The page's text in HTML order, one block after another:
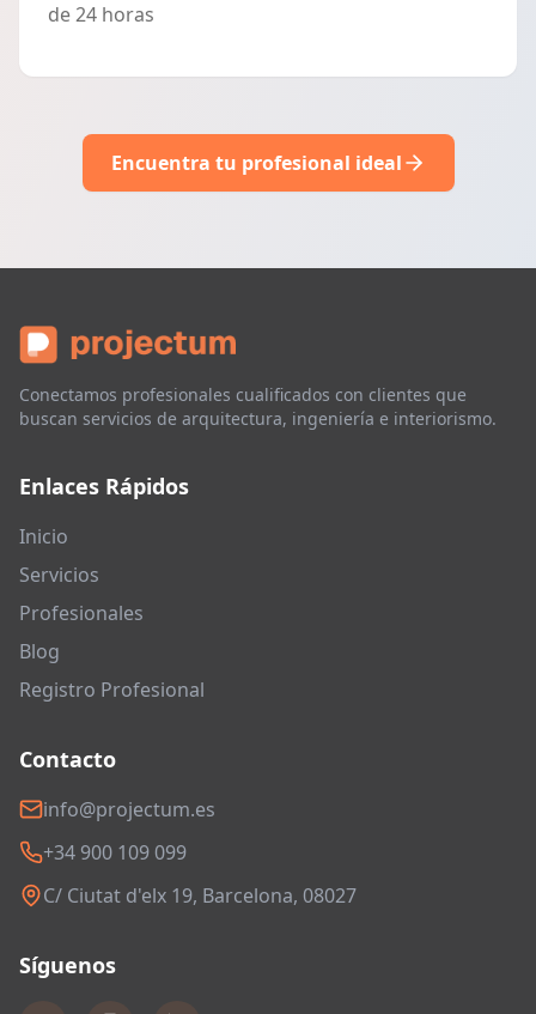
de 24 horas
Encuentra tu profesional ideal
Conectamos profesionales cualificados con clientes que
buscan servicios de arquitectura, ingeniería e interiorismo.
Enlaces Rápidos
Inicio
Servicios
Profesionales
Blog
Registro Profesional
Contacto
info@projectum.es
+34 900 109 099
C/ Ciutat d'elx 19, Barcelona, 08027
Síguenos